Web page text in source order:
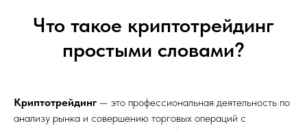
Что такое криптотрейдинг
простыми словами?
Криптотрейдинг — это профессиональная деятельность по
анализу рынка и совершению торговых операций с